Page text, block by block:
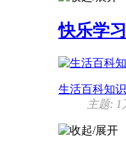
快乐学
生活百科知
主题: 1